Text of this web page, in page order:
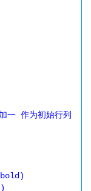
一 作为初始行列